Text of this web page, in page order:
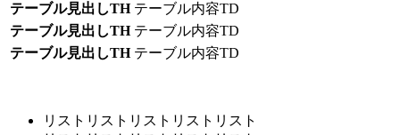
テーブル見出しTH テーブル内容TD
テーブル見出しTH テーブル内容TD
テーブル見出しTH テーブル内容TD
リストリストリストリストリスト